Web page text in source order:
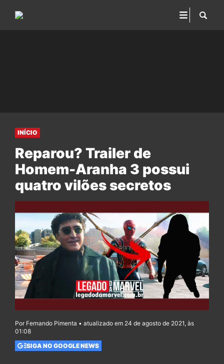
INÍCIO
Reparou? Trailer de
Homem-Aranha 3 possui
quatro vilões secretos
Por Fernando Pimenta • atualizado em 24 de agosto de 2021, às
01:08
SIGA NO GOOGLE NEWS